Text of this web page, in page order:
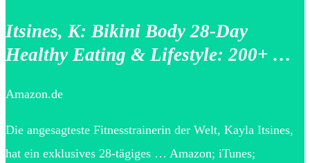
Itsines, K: Bikini Body 28-Day
Healthy Eating & Lifestyle: 200+ …
Amazon.de
Die angesagteste Fitnesstrainerin der Welt, Kayla Itsines,
hat ein exklusives 28-tägiges … Amazon; iTunes;